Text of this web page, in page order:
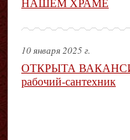
10 января 2025 г.
ОТКРЫТА
рабочий-сантехник